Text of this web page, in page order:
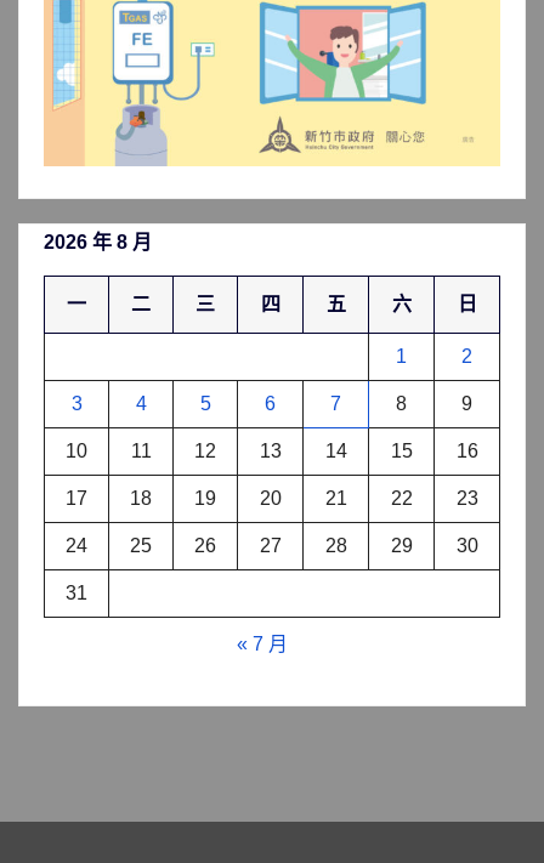
2026 年 8 月
一 二 三 四 五 六 日
1 2
3 4 5 6 7 8 9
10 11 12 13 14 15 16
17 18 19 20 21 22 23
24 25 26 27 28 29 30
31
« 7 月